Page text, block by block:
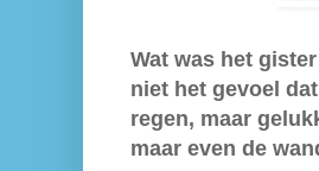
Wat was het
niet het gevoel
regen, maar
maar even de